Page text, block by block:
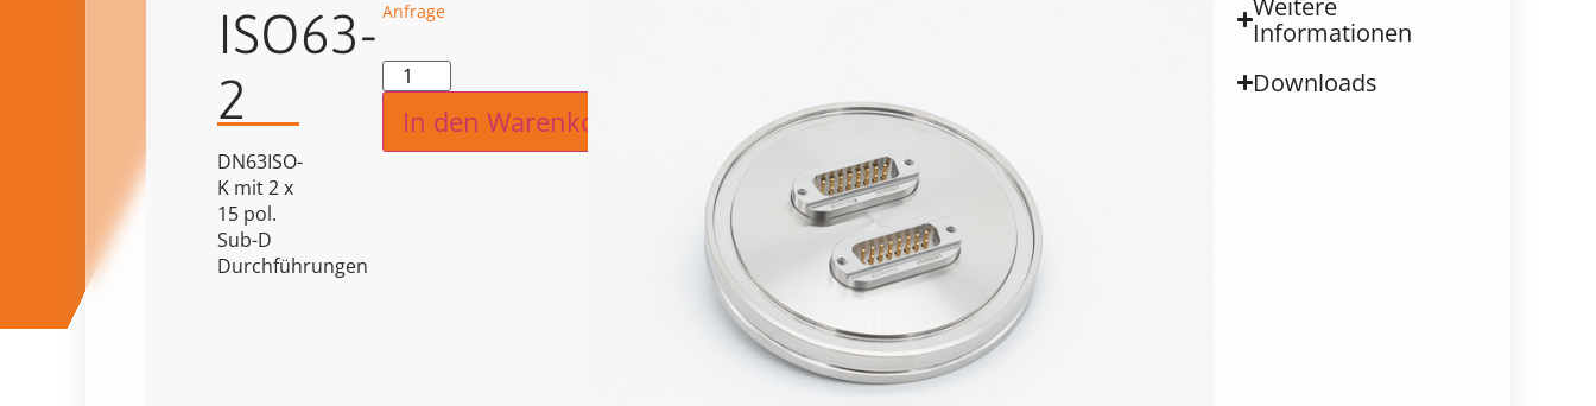
ISO63-
2
DN63ISO-
K mit 2 x
15 pol.
Sub-D
Durchführungen
Anfrage
In den Warenkorb
Weitere
Informationen
Downloads